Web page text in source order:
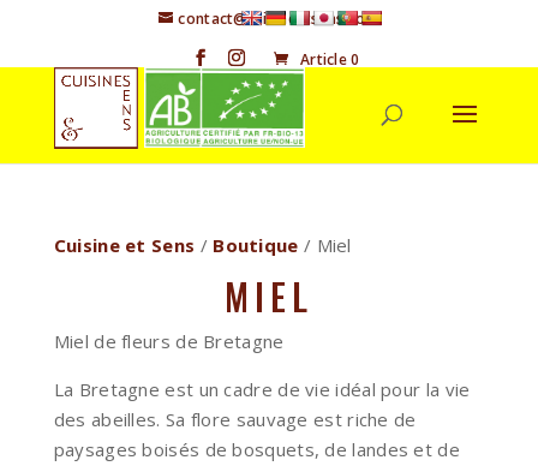
contact@cuisineetsens.com
Article 0
Cuisine et Sens / Boutique / Miel
MIEL
Miel de fleurs de Bretagne
La Bretagne est un cadre de vie idéal pour la vie
des abeilles. Sa flore sauvage est riche de
paysages boisés de bosquets, de landes et de